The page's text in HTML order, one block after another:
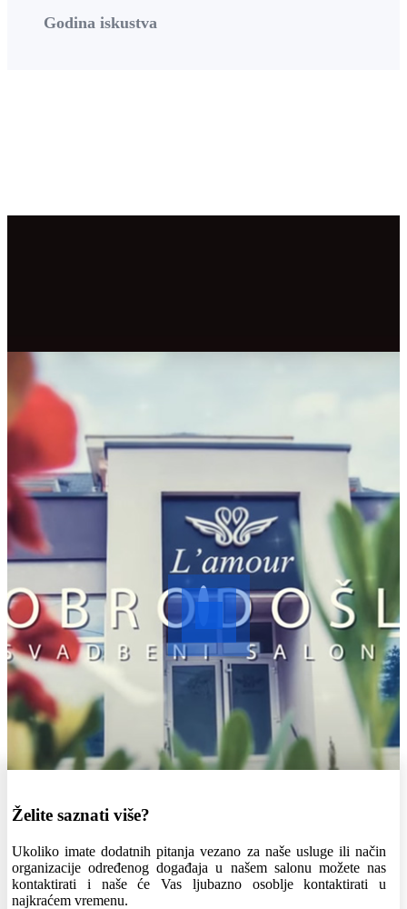
Godina iskustva
Želite saznati više?
Ukoliko imate dodatnih pitanja vezano za naše usluge ili način
organizacije određenog događaja u našem salonu možete nas
kontaktirati i naše će Vas ljubazno osoblje kontaktirati u
najkraćem vremenu.